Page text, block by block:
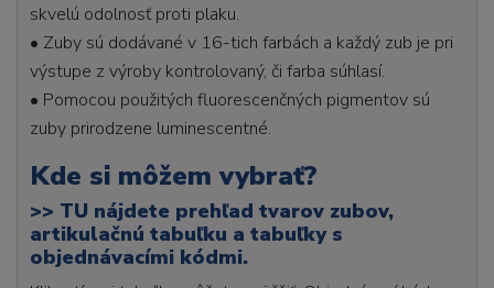
skvelú odolnosť proti plaku.
• Zuby sú dodávané v 16-tich farbách a každý zub je pri
výstupe z výroby kontrolovaný, či farba súhlasí.
• Pomocou použitých fluorescenčných pigmentov sú
zuby prirodzene luminescentné.
Kde si môžem vybrať?
>> TU nájdete prehľad tvarov zubov,
artikulačnú tabuľku a tabuľky s
objednávacími kódmi.